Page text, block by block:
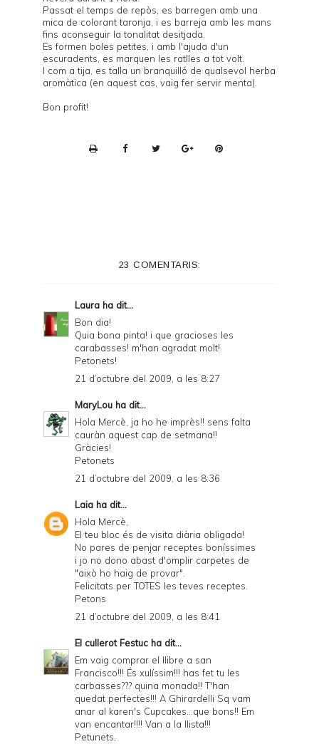
Passat el temps de repòs, es barregen amb una
mica de colorant taronja, i es barreja amb les mans
fins aconseguir la tonalitat desitjada.
Es formen boles petites, i amb l'ajuda d'un
escuradents, es marquen les ratlles a tot volt.
I com a tija, es talla un branquilló de qualsevol herba
aromàtica (en aquest cas, vaig fer servir menta).
Bon profit!
i
e
n
d
l
a
d
P
D
23 COMENTARIS:
Laura ha dit...
Bon dia!
Quia bona pinta! i que gracioses les
carabasses! m'han agradat molt!
Petonets!
21 d’octubre del 2009, a les 8:27
MaryLou ha dit...
Hola Mercè, ja ho he imprès!! sens falta
cauràn aquest cap de setmana!!
Gràcies!
Petonets
21 d’octubre del 2009, a les 8:36
Laia ha dit...
Hola Mercè,
El teu bloc és de visita diària obligada!
No pares de penjar receptes boníssimes
i jo no dono abast d'omplir carpetes de
"això ho haig de provar".
Felicitats per TOTES les teves receptes.
Petons
21 d’octubre del 2009, a les 8:41
El cullerot Festuc ha dit...
Em vaig comprar el llibre a san
Francisco!!! És xulíssim!!! has fet tu les
carbasses??? quina monada!! T'han
quedat perfectes!!! A Ghirardelli Sq vam
anar al karen's Cupcakes...que bons!! Em
van encantar!!!! Van a la llista!!!
Petunets,